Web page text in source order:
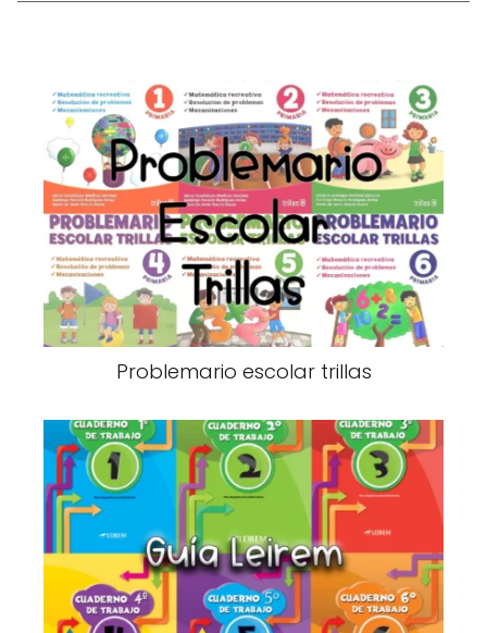
Problemario escolar trillas